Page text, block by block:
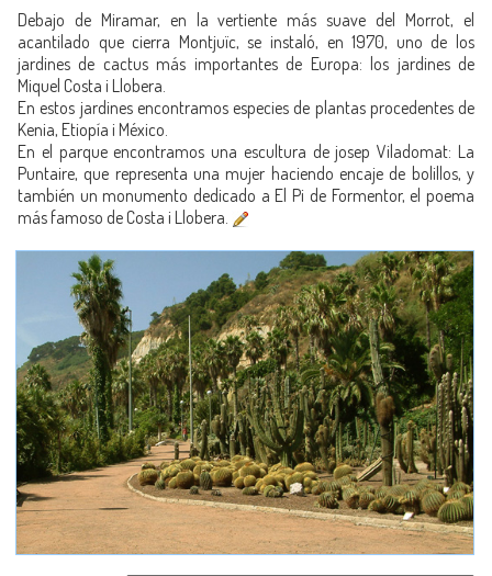
Debajo de Miramar, en la vertiente más suave del Morrot, el
acantilado que cierra Montjuïc, se instaló, en 1970, uno de los
jardines de cactus más importantes de Europa: los jardines de
Miquel Costa i Llobera.
En estos jardines encontramos especies de plantas procedentes de
Kenia, Etiopía i México.
En el parque encontramos una escultura de josep Viladomat: La
Puntaire, que representa una mujer haciendo encaje de bolillos, y
también un monumento dedicado a El Pi de Formentor, el poema
más famoso de Costa i Llobera.